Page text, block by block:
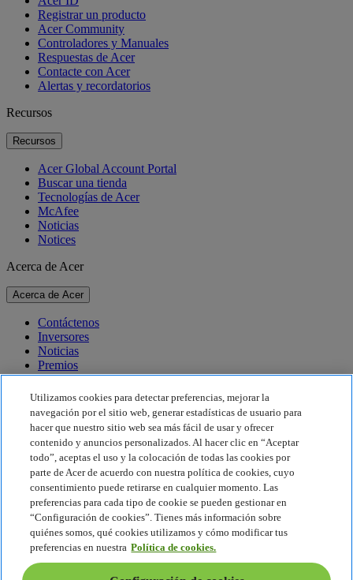
Registrar un producto
Acer Community
Controladores y Manuales
Respuestas de Acer
Contacte con Acer
Alertas y recordatorios
Recursos
Recursos
Acer Global Account Portal
Buscar una tienda
Tecnologías de Acer
McAfee
Noticias
Notices
Acerca de Acer
Acerca de Acer
Contáctenos
Inversores
Noticias
Premios
Eventos
Sostenibilidad
Sostenibilidad
Responsabilidad social corporativa
Huella de carbono de los productos
Project Humanity
Earthion
Política de privacidad
Política sobre cookies
Aviso legal
Información legal adicional
Utilizamos cookies para detectar preferencias, mejorar la
navegación por el sitio web, generar estadísticas de usuario para
hacer que nuestro sitio web sea más fácil de usar y ofrecer
contenido y anuncios personalizados. Al hacer clic en “Aceptar
todo”, aceptas el uso y la colocación de todas las cookies por
parte de Acer de acuerdo con nuestra política de cookies, cuyo
consentimiento puede retirarse en cualquier momento. Las
preferencias para cada tipo de cookie se pueden gestionar en
“Configuración de cookies”. Tienes más información sobre
quiénes somos, qué cookies utilizamos y cómo modificar tus
preferencias en nuestra Política de cookies.